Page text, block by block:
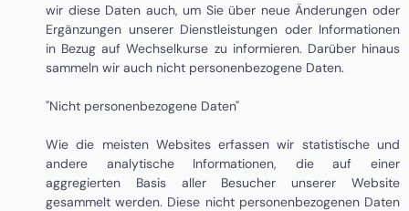
wir diese Daten auch, um Sie über neue Änderungen oder
Ergänzungen unserer Dienstleistungen oder Informationen
in Bezug auf Wechselkurse zu informieren. Darüber hinaus
sammeln wir auch nicht personenbezogene Daten.
"Nicht personenbezogene Daten"
Wie die meisten Websites erfassen wir statistische und
andere analytische Informationen, die auf einer
aggregierten Basis aller Besucher unserer Website
gesammelt werden. Diese nicht personenbezogenen Daten